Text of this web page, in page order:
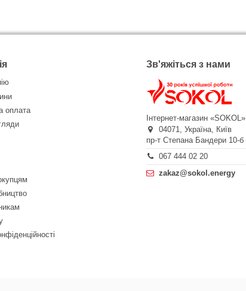
оплата
Зв'яжіться з нами
Інтернет-магазин «SOKOL»
04071,Україна, Київ
пр-т Степана Бандери 10-б
067 444 02 20
zakaz@sokol.energy